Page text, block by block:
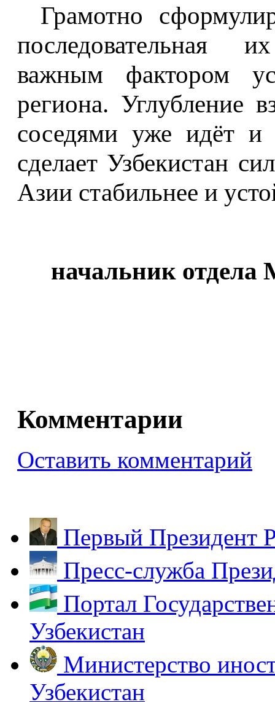
Грамотно
последовательная
важным фактором
региона. Углубление
соседями уже идёт и
сделает Узбекистан
Азии стабильнее и
начальник отдела
Комментарии
Оставить комментарий
Первый Президент
Пресс-служба
Портал
Узбекистан
Министерство
Узбекистан